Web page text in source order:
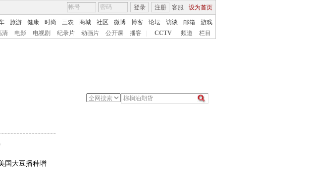
客服 设为首页
登录 注册
旅游 健康 时尚 三农 商城 社区 微博 博客 论坛 访谈 邮箱
游戏
清 电影 电视剧 纪录片 动画片 公开课 播客 CCTV 频道 栏目
国大豆播种增